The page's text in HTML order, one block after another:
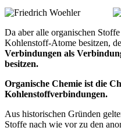
Da aber alle organischen
Kohlenstoff-Atome besitzen,
Verbindungen als
besitzen.
Organische Chemie ist die
Kohlenstoffverbindungen.
Aus historischen Gründen
Stoffe nach wie vor zu den